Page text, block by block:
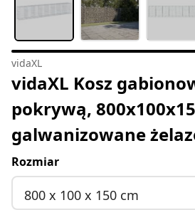
vidaXL
vidaXL Kosz
pokrywą,
galwanizowane
Rozmiar
800 x 100 x 150 cm